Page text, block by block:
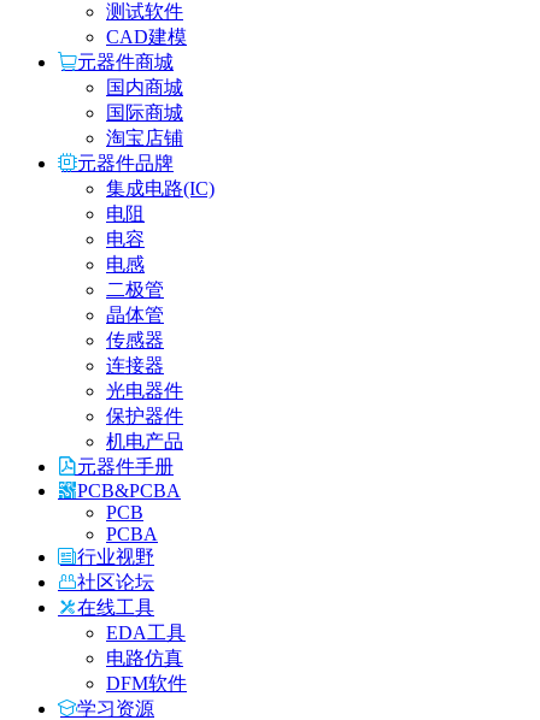
测试软件
CAD建模
元器件商城
国内商城
国际商城
淘宝店铺
元器件品牌
集成电路(IC)
电阻
电容
电感
二极管
晶体管
传感器
连接器
光电器件
保护器件
机电产品
元器件手册
PCB&PCBA
PCB
PCBA
行业视野
社区论坛
在线工具
EDA工具
电路仿真
DFM软件
学习资源